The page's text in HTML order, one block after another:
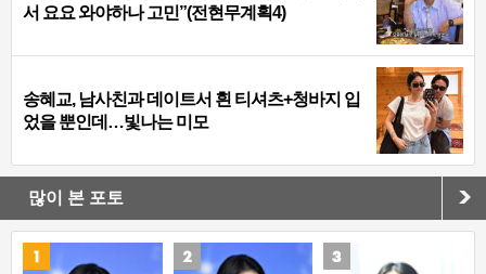
서 요요 와야하나 고민”(전현무계획4)
송혜교, 남사친과 데이트서 흰 티셔츠+청바지 입
었을 뿐인데…빛나는 미모
많이 본 포토